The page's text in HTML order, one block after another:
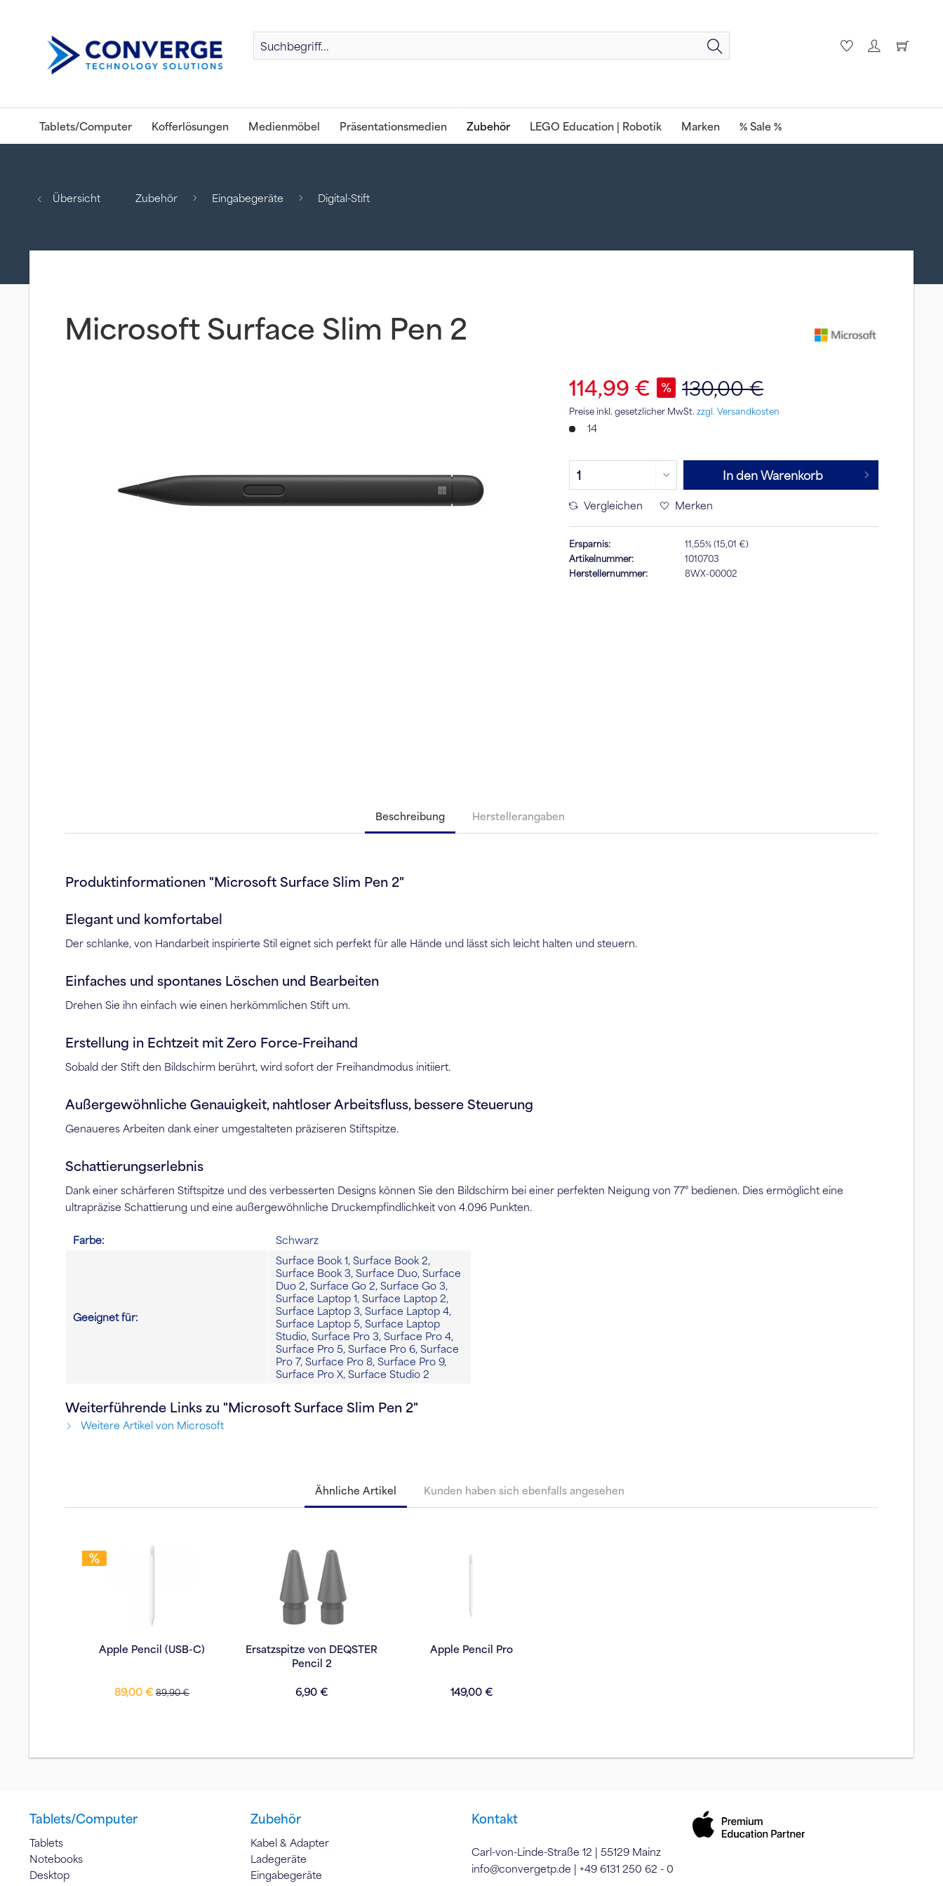
Tablets/Computer Kofferlösungen Medienmöbel Präsentationsmedien Zubehör LEGO Education | Robotik Marken % Sale %
Übersicht Zubehör Eingabegeräte Digital-Stift
Microsoft Surface Slim Pen 2
114,99 € 130,00 €
Preise inkl. gesetzlicher MwSt.zzgl. Versandkosten
14
In den Warenkorb
Vergleichen Merken
Ersparnis:
11,55% (15,01 €)
Artikelnummer:
1010703
Herstellernummer:
8WX-00002
Beschreibung Herstellerangaben
Produktinformationen "Microsoft Surface Slim Pen 2"
Elegant und komfortabel
Der schlanke, von Handarbeit inspirierte Stil eignet sich perfekt für alle Hände und lässt sich leicht halten und steuern.
Einfaches und spontanes Löschen und Bearbeiten
Drehen Sie ihn einfach wie einen herkömmlichen Stift um.
Erstellung in Echtzeit mit Zero Force-Freihand
Sobald der Stift den Bildschirm berührt, wird sofort der Freihandmodus initiiert.
Außergewöhnliche Genauigkeit, nahtloser Arbeitsfluss, bessere Steuerung
Genaueres Arbeiten dank einer umgestalteten präziseren Stiftspitze.
Schattierungserlebnis
Dank einer schärferen Stiftspitze und des verbesserten Designs können Sie den Bildschirm bei einer perfekten Neigung von 77° bedienen. Dies ermöglicht eine
ultrapräzise Schattierung und eine außergewöhnliche Druckempfindlichkeit von 4.096 Punkten.
Farbe: Schwarz
Geeignet für:
Surface Book 1, Surface Book 2,
Surface Book 3, Surface Duo, Surface
Duo 2, Surface Go 2, Surface Go 3,
Surface Laptop 1, Surface Laptop 2,
Surface Laptop 3, Surface Laptop 4,
Surface Laptop 5, Surface Laptop
Studio, Surface Pro 3, Surface Pro 4,
Surface Pro 5, Surface Pro 6, Surface
Pro 7, Surface Pro 8, Surface Pro 9,
Surface Pro X, Surface Studio 2
Weiterführende Links zu "Microsoft Surface Slim Pen 2"
Weitere Artikel von Microsoft
Ähnliche Artikel Kunden haben sich ebenfalls angesehen
Apple Pencil (USB-C)
89,00 € 89,90 €
Ersatzspitze von DEQSTER
Pencil 2
6,90 €
Apple Pencil Pro
149,00 €
Tablets/Computer
Tablets
Notebooks
Desktop
Zubehör
Kabel & Adapter
Ladegeräte
Eingabegeräte
Kontakt
Carl-von-Linde-Straße 12 | 55129 Mainz
info@convergetp.de | +49 6131 250 62 - 0